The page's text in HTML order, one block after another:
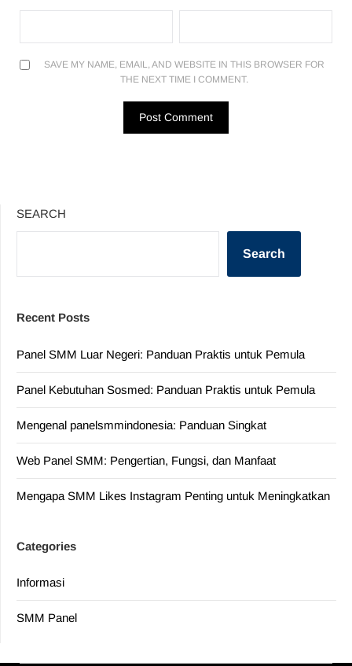
SAVE MY NAME, EMAIL, AND WEBSITE IN THIS BROWSER FOR
THE NEXT TIME I COMMENT.
SEARCH
Search
Recent Posts
Panel SMM Luar Negeri: Panduan Praktis untuk Pemula
Panel Kebutuhan Sosmed: Panduan Praktis untuk Pemula
Mengenal panelsmmindonesia: Panduan Singkat
Web Panel SMM: Pengertian, Fungsi, dan Manfaat
Mengapa SMM Likes Instagram Penting untuk Meningkatkan
Categories
Informasi
SMM Panel